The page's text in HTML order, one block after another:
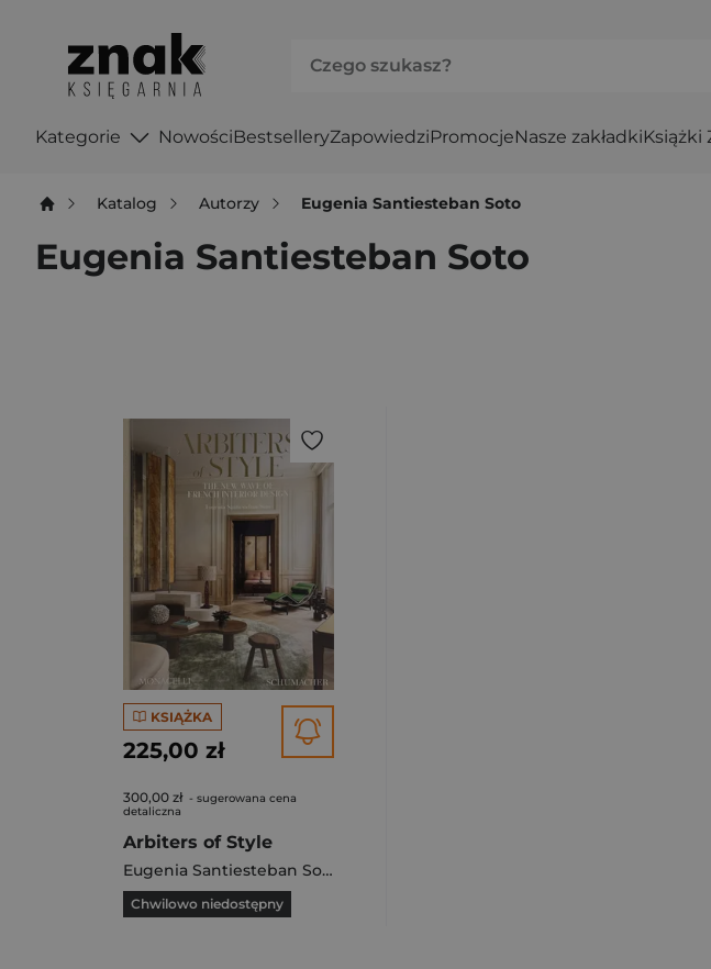
Kategorie NowościBestselleryZapowiedziPromocjeNasze zakładkiKsiążki
Katalog Autorzy Eugenia Santiesteban Soto
Eugenia Santiesteban Soto
KSIĄŻKA
225,00 zł
300,00 zł - sugerowana cena
detaliczna
Arbiters of Style
Eugenia Santiesteban Soto
Chwilowo niedostępny